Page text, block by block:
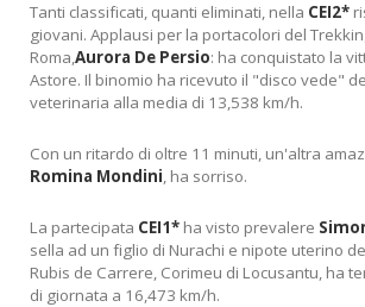
Tanti classificati, quanti eliminati, nella CEI2*
giovani. Applausi per la portacolori del
Roma,Aurora De Persio: ha conquistato la
Astore. Il binomio ha ricevuto il "disco vede"
veterinaria alla media di 13,538 km/h.
Con un ritardo di oltre 11 minuti, un'altra
Romina Mondini, ha sorriso.
La partecipata CEI1* ha visto prevalere
sella ad un figlio di Nurachi e nipote uterino
Rubis de Carrere, Corimeu di Locusantu, ha
di giornata a 16,473 km/h.